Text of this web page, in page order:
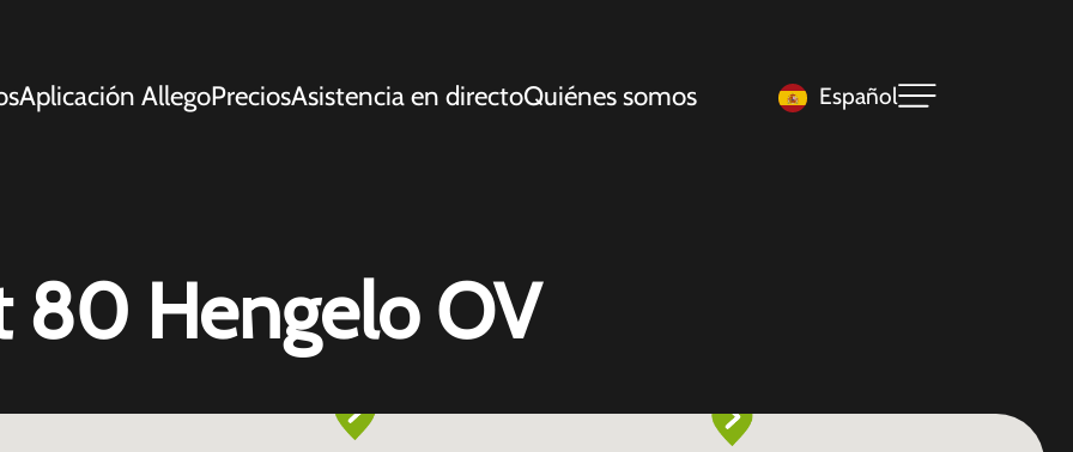
Aplicación AllegoPreciosAsistencia en directoQuiénes somos Español
80 Hengelo OV